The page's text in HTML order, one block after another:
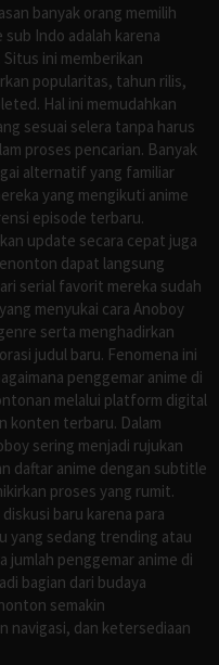
banyak orang memilih
Indo adalah karena
ini memberikan
popularitas, tahun rilis,
Hal ini memudahkan
sesuai selera tanpa harus
proses pencarian. Banyak
alternatif yang familiar
yang mengikuti anime
episode terbaru.
update secara cepat juga
dapat langsung
serial favorit mereka sudah
menyukai cara Anoboy
serta menghadirkan
judul baru. Fenomena ini
penggemar anime di
melalui platform digital
konten terbaru. Dalam
sering menjadi rujukan
daftar anime dengan subtitle
proses yang rumit.
baru karena para
yang sedang trending atau
jumlah penggemar anime di
bagian dari budaya
semakin
navigasi, dan ketersediaan